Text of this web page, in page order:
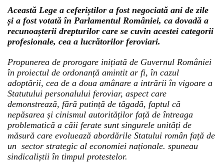
Această Lege a ceferiștilor a fost negociată ani de zile
și a fost votată în Parlamentul României, ca dovadă a
recunoașterii drepturilor care se cuvin acestei categorii
profesionale, cea a lucrătorilor feroviari.
Propunerea de prorogare inițiată de Guvernul României
în proiectul de ordonanță amintit ar fi, în cazul
adoptării, cea de a doua amânare a intrării în vigoare a
Statutului personalului feroviar, aspect care
demonstrează, fără putință de tăgadă, faptul că
nepăsarea și cinismul autorităților față de întreaga
problematică a căii ferate sunt singurele unități de
măsură care evoluează abordările Statului român față de
un sector strategic al economiei naționale. spuneau
sindicaliștii în timpul protestelor.